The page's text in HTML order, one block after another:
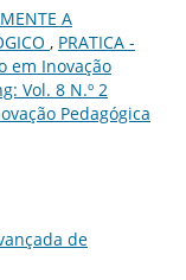
A
, PRATICA -
em Inovação
Vol. 8 N.º 2
Pedagógica
de